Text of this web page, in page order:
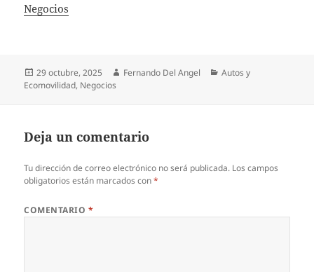
In relation to
Negocios
Publicado
el
29 octubre, 2025 Autor
Fernando Del Angel Categorías
Autos y
Ecomovilidad, Negocios
Deja un comentario
Tu dirección de correo electrónico no será publicada. Los campos
obligatorios están marcados con*
COMENTARIO *